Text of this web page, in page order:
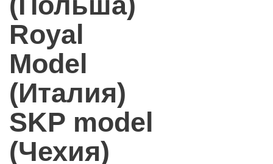
Royal
Model
(Италия)
SKP model
(Чехия)